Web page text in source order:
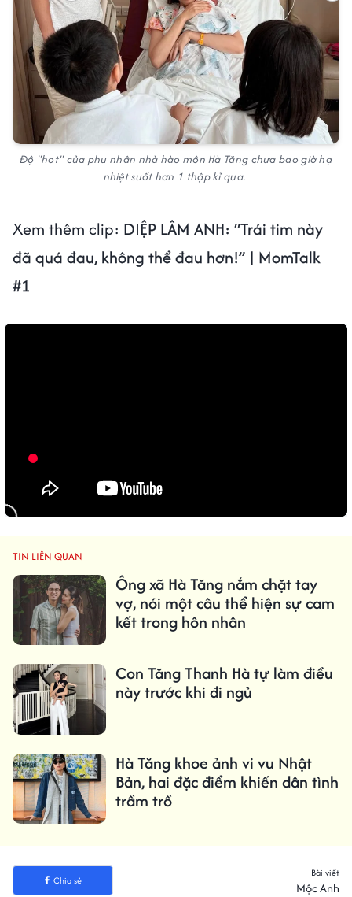
Độ "hot" của phu nhân nhà hào môn Hà Tăng chưa bao giờ hạ
nhiệt suốt hơn 1 thập kỉ qua.
Xem thêm clip: DIỆP LÂM ANH: “Trái tim này
đã quá đau, không thể đau hơn!” | MomTalk
#1
TIN LIÊN QUAN
Ông xã Hà Tăng nắm chặt tay
vợ, nói một câu thể hiện sự cam
kết trong hôn nhân
Con Tăng Thanh Hà tự làm điều
này trước khi đi ngủ
Hà Tăng khoe ảnh vi vu Nhật
Bản, hai đặc điểm khiến dân tình
trầm trồ
Chia sẻ
Bài viết
Mộc Anh